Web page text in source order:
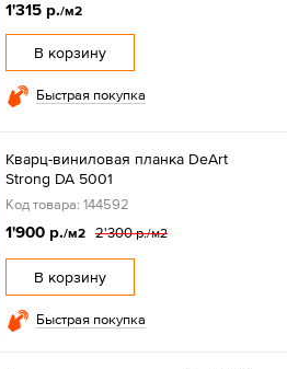
1'315 р./м2
В корзину
Быстрая покупка
Кварц-виниловая планка DeArt
Strong DA 5001
Код товара: 144592
1'900 р./м2 2'300 р./м2
В корзину
Быстрая покупка